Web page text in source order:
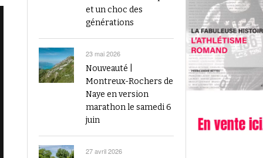
et un choc des
générations
23 mai 2026
Nouveauté |
Montreux-Rochers de
Naye en version
marathon le samedi 6
juin
27 avril 2026